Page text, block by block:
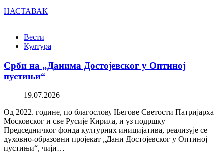
НАСТАВАК
Вести
Култура
Срби на „Данима Достојевског у Оптиној
пустињи“
19.07.2026
Од 2022. године, по благослову Његове Светости Патријарха
Московског и све Русије Кирила, и уз подршку
Председничког фонда културних иницијатива, реализује се
духовно-образовни пројекат „Дани Достојевског у Оптиној
пустињи“, чији…